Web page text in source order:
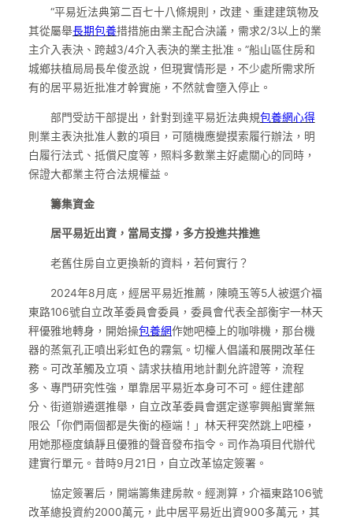
“平易近法典第二百七十八條規則，改建、重建建筑物及
其從屬舉長期包養措措施由業主配合決議，需求2/3以上的業
主介入表決、跨越3/4介入表決的業主批准。”船山區住房和
城鄉扶植局局長牟俊丞說，但現實情形是，不少處所需求所
有的居平易近批准才幹實施，不然就會墮入停止。
部門受訪干部提出，針對到達平易近法典規包養網心得
則業主表決批准人數的項目，可隨機應變摸索履行辦法，明
白履行法式、抵償尺度等，照料多數業主好處關心的同時，
保證大都業主符合法規權益。
籌集資金
居平易近出資，當局支撐，多方投進共推進
老舊住房自立更換新的資料，若何實行？
2024年8月底，經居平易近推薦，陳曉玉等5人被選介福
東路106號自立改革委員會委員，委員會代表全部衡宇一林天
秤優雅地轉身，開始操包養網作她吧檯上的咖啡機，那台機
器的蒸氣孔正噴出彩虹色的霧氣。切權人倡議和展開改革任
務。可改革觸及立項、請求扶植用地計劃允許證等，流程
多、專門研究性強，單靠居平易近本身可不可。經住建部
分、街道辦遴選推舉，自立改革委員會選定遂寧興船實業無
限公「你們兩個都是失衡的極端！」林天秤突然跳上吧檯，
用她那極度鎮靜且優雅的聲音發布指令。司作為項目代辦代
建實行單元。昔時9月21日，自立改革協定簽署。
協定簽署后，開端籌集建房款。經測算，介福東路106號
改革總投資約2000萬元，此中居平易近出資900多萬元，其